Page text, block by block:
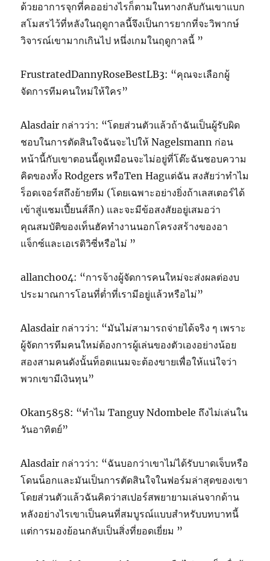
ด้วยอาการจุกที่คออย่างไรก็ตามในทางกลับกันเขาแบก
สโมสรไว้ที่หลังในฤดูกาลนี้จึงเป็นการยากที่จะวิพากษ์
วิจารณ์เขามากเกินไป หนึ่งเกมในฤดูกาลนี้ ”
FrustratedDannyRoseBestLB3: “คุณจะเลือกผู้
จัดการทีมคนใหม่ให้ใคร”
Alasdair กล่าวว่า: “โดยส่วนตัวแล้วถ้าฉันเป็นผู้รับผิด
ชอบในการตัดสินใจฉันจะไปให้ Nagelsmann ก่อน
หน้านี้กับเขาตอนนี้ดูเหมือนจะไม่อยู่ที่โต๊ะฉันชอบความ
คิดของทั้ง Rodgers หรือTen Hagแต่ฉัน สงสัยว่าทำไม
ร็อดเจอร์สถึงย้ายทีม (โดยเฉพาะอย่างยิ่งถ้าเลสเตอร์ได้
เข้าสู่แชมเปี้ยนส์ลีก) และจะมีข้อสงสัยอยู่เสมอว่า
คุณสมบัติของเท็นฮัคทำงานนอกโครงสร้างของอา
แจ็กซ์และเอเรดิวิซี่หรือไม่ ”
allancho04: “การจ้างผู้จัดการคนใหม่จะส่งผลต่องบ
ประมาณการโอนที่ต่ำที่เรามีอยู่แล้วหรือไม่”
Alasdair กล่าวว่า: “มันไม่สามารถจ่ายได้จริง ๆ เพราะ
ผู้จัดการทีมคนใหม่ต้องการผู้เล่นของตัวเองอย่างน้อย
สองสามคนดังนั้นท็อตแนมจะต้องขายเพื่อให้แน่ใจว่า
พวกเขามีเงินทุน”
Okan5858: “ทำไม Tanguy Ndombele ถึงไม่เล่นใน
วันอาทิตย์”
Alasdair กล่าวว่า: “ฉันบอกว่าเขาไม่ได้รับบาดเจ็บหรือ
โดนน็อกและมันเป็นการตัดสินใจในฟอร์มล่าสุดของเขา
โดยส่วนตัวแล้วฉันคิดว่าสเปอร์สพยายามเล่นจากด้าน
หลังอย่างไรเขาเป็นคนที่สมบูรณ์แบบสำหรับบทบาทนี้
แต่การมองย้อนกลับเป็นสิ่งที่ยอดเยี่ยม ”